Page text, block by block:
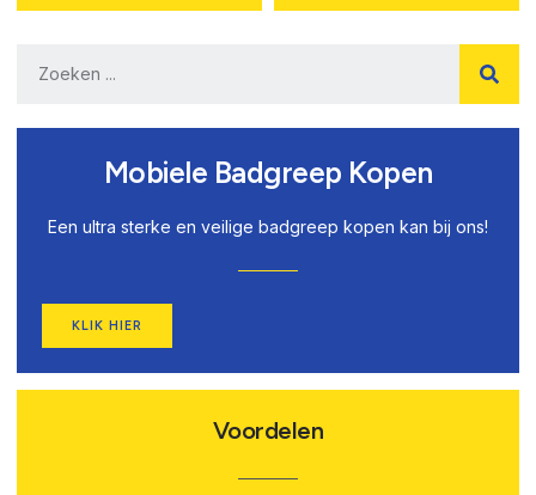
Mobiele Badgreep Kopen
Een ultra sterke en veilige badgreep kopen kan bij ons!
KLIK HIER
Voordelen